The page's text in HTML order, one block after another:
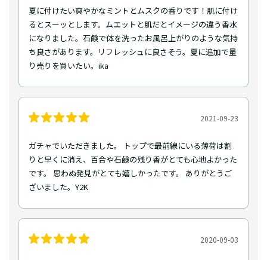
夏に付けたい爽やかなミントとムスクの香りです！肌に付け
るとスーッとします。ムエットと肌だとイメージの違う香水
になりました。石鹸で体を洗ったお風呂上がりのような気持
ち良さがあります。リフレッシュに良さそう。夏に追加で量
り売りを買いたい。ika
2021-09-23
ガチャでいただきました。 トップで最前線にいる薄荷は割
りと早くに消え、百合や石鹸の残り香がとても心地よかった
です。 思わぬ発見がとても嬉しかったです。 ありがとうご
ざいました。Y2K
2020-09-03